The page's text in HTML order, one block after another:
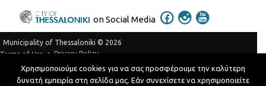
on Social Media
Municipality of Thessaloniki © 2026
Terms of Use
Privacy Policy
Telephone Catalog
Χρησιμοποιούμε cookies για να σας προσφέρουμε την καλύτερη
δυνατή εμπειρία στη σελίδα μας. Εάν συνεχίσετε να χρησιμοποιείτε